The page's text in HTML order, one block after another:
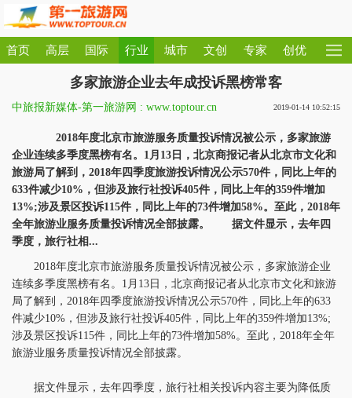
首页 高层 国际 行业 城市 文创 专家 创优
多家旅游企业去年成投诉黑榜常客
中旅报新媒体-第一旅游网 : www.toptour.cn 2019-01-14 10:52:15
2018年度北京市旅游服务质量投诉情况被公示，多家旅游
企业连续多季度黑榜有名。1月13日，北京商报记者从北京市文化和
旅游局了解到，2018年四季度旅游投诉情况公示570件，同比上年的
633件减少10%，但涉及旅行社投诉405件，同比上年的359件增加
13%;涉及景区投诉115件，同比上年的73件增加58%。至此，2018年
全年旅游业服务质量投诉情况全部披露。 据文件显示，去年四
季度，旅行社相...
2018年度北京市旅游服务质量投诉情况被公示，多家旅游企业
连续多季度黑榜有名。1月13日，北京商报记者从北京市文化和旅游
局了解到，2018年四季度旅游投诉情况公示570件，同比上年的633
件减少10%，但涉及旅行社投诉405件，同比上年的359件增加13%;
涉及景区投诉115件，同比上年的73件增加58%。至此，2018年全年
旅游业服务质量投诉情况全部披露。
据文件显示，去年四季度，旅行社相关投诉内容主要为降低质